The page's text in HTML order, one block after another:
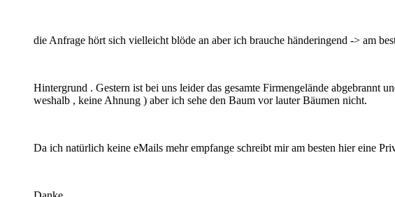
die Anfrage hört sich vielleicht blöde an aber ich brauche händeringend -> am
Hintergrund . Gestern ist bei uns leider das gesamte Firmengelände
weshalb , keine Ahnung ) aber ich sehe den Baum vor lauter Bäumen nicht.
Da ich natürlich keine eMails mehr empfange schreibt mir am besten hier eine